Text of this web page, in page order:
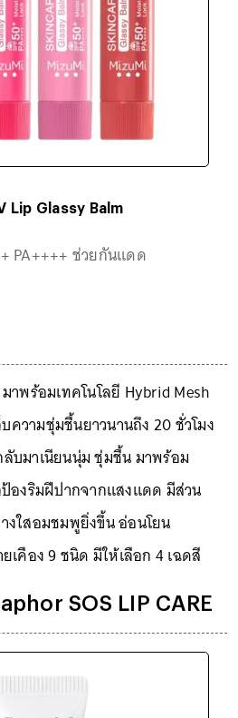
Lip Glassy Balm
PA++++ ช่วยกันแดด
พร้อมเทคโนโลยี Hybrid Mesh
ความชุ่มชื้นยาวนานถึง 20 ชั่วโมง
บมาเนียนนุ่ม ชุ่มชื้น มาพร้อม
องริมฝีปากจากแสงแดด มีส่วน
งใสอมชมพูยิ่งขึ้น อ่อนโยน
เคือง 9 ชนิด มีให้เลือก 4 เฉดสี
SOS LIP CARE